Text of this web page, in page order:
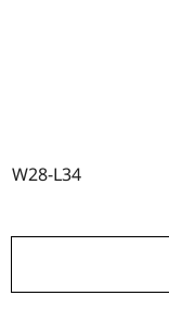
W28-L34